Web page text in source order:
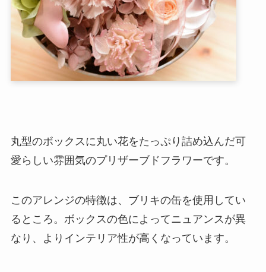
丸型のボックスに丸い花をたっぷり詰め込んだ可
愛らしい雰囲気のプリザーブドフラワーです。
このアレンジの特徴は、ブリキの缶を使用してい
るところ。ボックスの色によってニュアンスが異
なり、よりインテリア性が高くなっています。